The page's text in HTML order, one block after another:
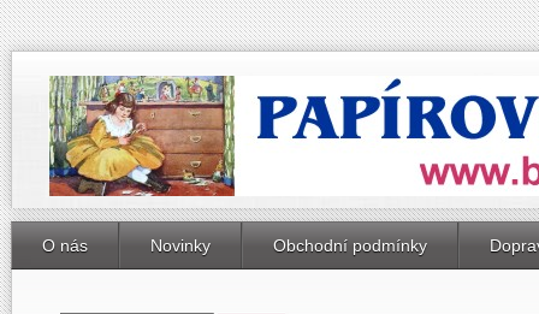
O nás Novinky Obchodní podmínky